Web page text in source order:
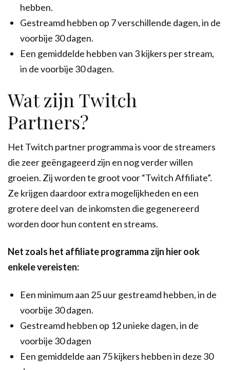
hebben.
Gestreamd hebben op 7 verschillende dagen, in de
voorbije 30 dagen.
Een gemiddelde hebben van 3 kijkers per stream,
in de voorbije 30 dagen.
Wat zijn Twitch
Partners?
Het Twitch partner programma is voor de streamers
die zeer geëngageerd zijn en nog verder willen
groeien. Zij worden te groot voor “Twitch Affiliate”.
Ze krijgen daardoor extra mogelijkheden en een
grotere deel van de inkomsten die gegenereerd
worden door hun content en streams.
Net zoals het affiliate programma zijn hier ook
enkele vereisten:
Een minimum aan 25 uur gestreamd hebben, in de
voorbije 30 dagen.
Gestreamd hebben op 12 unieke dagen, in de
voorbije 30 dagen
Een gemiddelde aan 75 kijkers hebben in deze 30